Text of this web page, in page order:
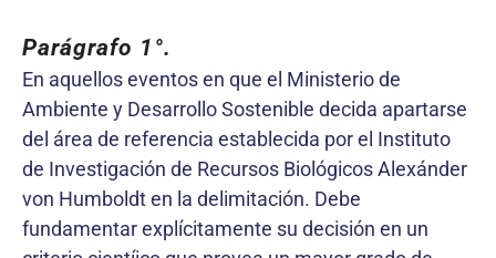
Parágrafo 1°.
En aquellos eventos en que el Ministerio de
Ambiente y Desarrollo Sostenible decida apartarse
del área de referencia establecida por el Instituto
de Investigación de Recursos Biológicos Alexánder
von Humboldt en la delimitación. Debe
fundamentar explícitamente su decisión en un